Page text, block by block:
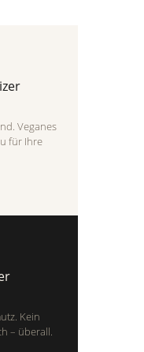
Veganes
für Ihre
Kein
– überall.